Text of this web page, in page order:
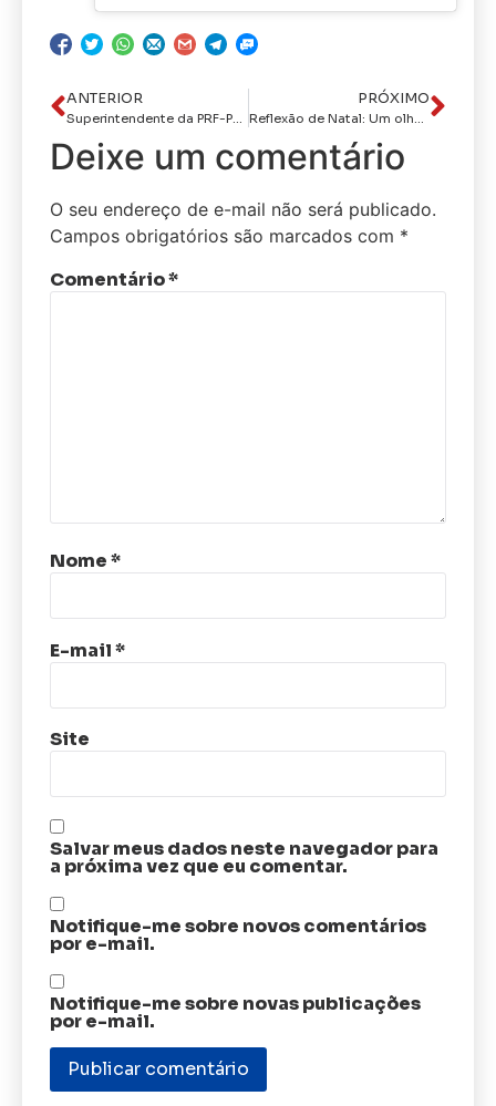
ANTERIOR PRÓXIMO
Deixe um comentário
O seu endereço de e-mail não será publicado.
Campos obrigatórios são marcados com *
Comentário*
Nome*
E-mail*
Site
Salvar meus dados neste navegador para
a próxima vez que eu comentar.
Notifique-me sobre novos comentários
por e-mail.
Notifique-me sobre novas publicações
por e-mail.